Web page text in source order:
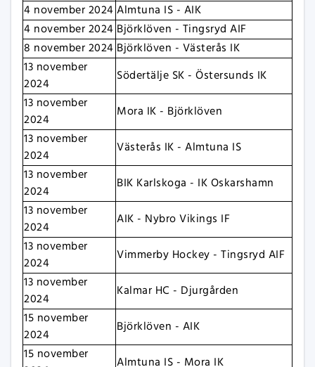
4 november 2024 Almtuna IS - AIK
4 november 2024 Björklöven - Tingsryd AIF
8 november 2024 Björklöven - Västerås IK
13 november
2024
Södertälje SK - Östersunds IK
13 november
2024
Mora IK - Björklöven
13 november
2024
Västerås IK - Almtuna IS
13 november
2024
BIK Karlskoga - IK Oskarshamn
13 november
2024
AIK - Nybro Vikings IF
13 november
2024
Vimmerby Hockey - Tingsryd AIF
13 november
2024
Kalmar HC - Djurgården
15 november
2024
Björklöven - AIK
15 november
Almtuna IS - Mora IK